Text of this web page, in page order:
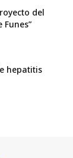
del
hepatitis